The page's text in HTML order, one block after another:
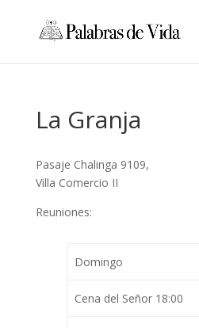
La Granja
Pasaje Chalinga 9109,
Villa Comercio II
Reuniones:
Domingo
Cena del Señor 18:00